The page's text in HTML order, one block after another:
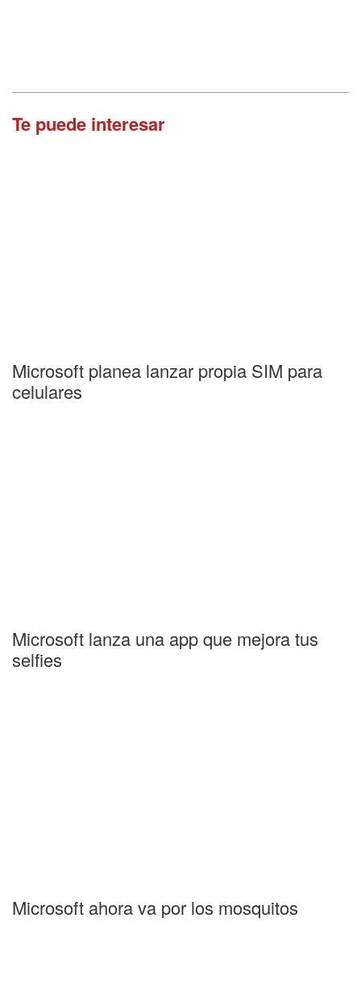
Te puede interesar
Microsoft planea lanzar propia SIM para
celulares
Microsoft lanza una app que mejora tus
selfies
Microsoft ahora va por los mosquitos